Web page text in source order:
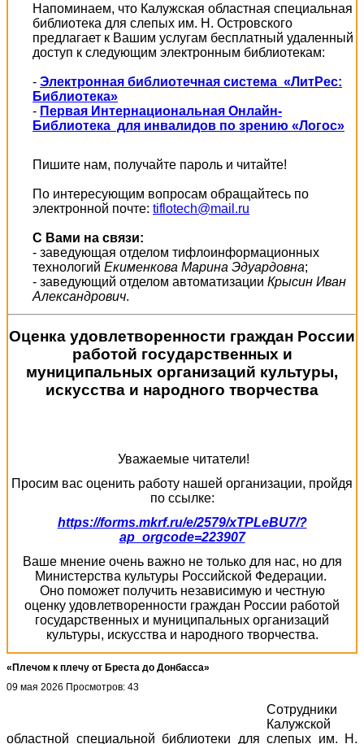
Напоминаем, что Калужская областная специальная
библиотека для слепых им. Н. Островского
предлагает к Вашим услугам бесплатный удаленный
доступ к следующим электронным библиотекам:
- Электронная библиотечная система «ЛитРес:
Библиотека»
- Первая Интернациональная Онлайн-
Библиотека для инвалидов по зрению «Логос»
Пишите нам, получайте пароль и читайте!
По интересующим вопросам обращайтесь по
электронной почте: tiflotech@mail.ru
С Вами на связи:
- заведующая отделом тифлоинформационных
технологий Екименкова Марина Эдуардовна;
- заведующий отделом автоматизации Крысин Иван
Александрович.
Оценка удовлетворенности граждан России
работой государственных и
муниципальных организаций культуры,
искусства и народного творчества
Уважаемые читатели!
Просим вас оценить работу нашей организации, пройдя
по ссылке:
https://forms.mkrf.ru/e/2579/xTPLeBU7/?
ap_orgcode=223907
Ваше мнение очень важно не только для нас, но для
Министерства культуры Российской Федерации.
Оно поможет получить независимую и честную
оценку удовлетворенности граждан России работой
государственных и муниципальных организаций
культуры, искусства и народного творчества.
«Плечом к плечу от Бреста до Донбасса»
09 мая 2026 Просмотров: 43
Сотрудники
Калужской
областной специальной библиотеки для слепых им. Н.